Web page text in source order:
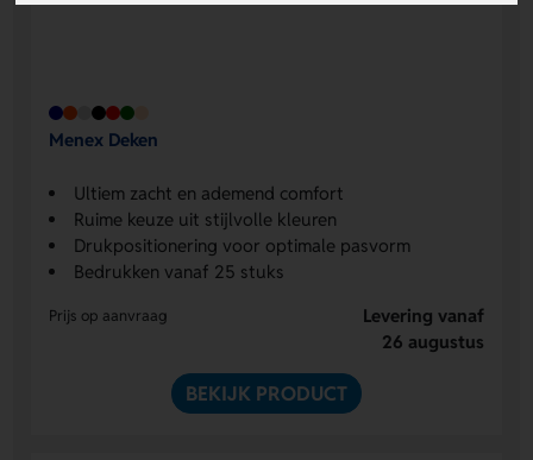
Menex Deken
Ultiem zacht en ademend comfort
Ruime keuze uit stijlvolle kleuren
Drukpositionering voor optimale pasvorm
Bedrukken vanaf 25 stuks
Prijs op aanvraag
Levering vanaf
26 augustus
BEKIJK PRODUCT